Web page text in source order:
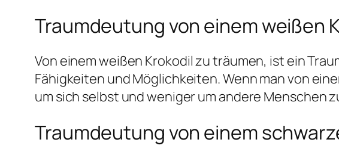
Traumdeutung von einem weißen
Von einem weißen Krokodil zu träumen, ist ein
Fähigkeiten und Möglichkeiten. Wenn man von
um sich selbst und weniger um andere Menschen
Traumdeutung von einem